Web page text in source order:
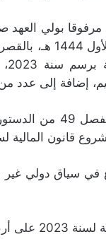
بولي العهد
الثلاثاء 18
إضافة إلى عدد من
وفي بداية أشغال
المالية لسنة
في سياق دولي
أساسية :